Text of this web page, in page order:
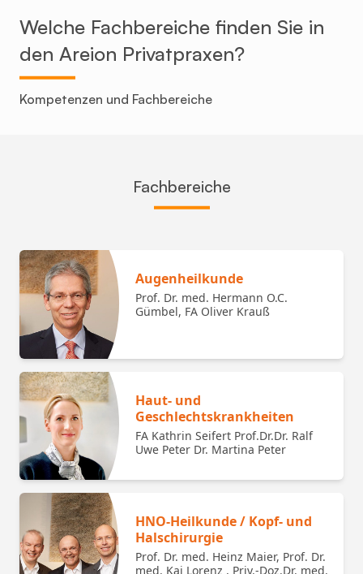
Welche Fachbereiche finden Sie in
den Areion Privatpraxen?
Kompetenzen und Fachbereiche
Fachbereiche
Augenheilkunde
Prof. Dr. med. Hermann O.C.
Gümbel, FA Oliver Krauß
Haut- und
Geschlechtskrankheiten
FA Kathrin Seifert Prof.Dr.Dr. Ralf
Uwe Peter Dr. Martina Peter
HNO-Heilkunde / Kopf- und
Halschirurgie
Prof. Dr. med. Heinz Maier, Prof. Dr.
med. Kai Lorenz , Priv.-Doz.Dr. med.